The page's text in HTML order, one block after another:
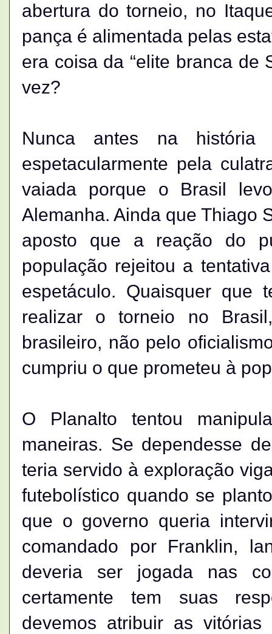
abertura do torneio, no
pança é alimentada pelas
era coisa da “elite branca de
vez?
Nunca antes na
espetacularmente pela
vaiada porque o Brasil
Alemanha. Ainda que Thiago
aposto que a reação do
população rejeitou a
espetáculo. Quaisquer que
realizar o torneio no
brasileiro, não pelo
cumpriu o que prometeu à
O Planalto tentou
maneiras. Se dependesse
teria servido à exploração
futebolístico quando se
que o governo queria
comandado por Franklin,
deveria ser jogada nas
certamente tem suas
devemos atribuir as